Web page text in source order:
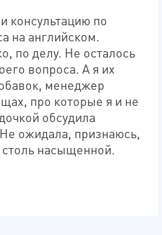
консультацию по
на английском.
по делу. Не осталось
вопроса. А я их
менеджер
про которые я и не
обсудила
ожидала, признаюсь,
столь насыщенной.